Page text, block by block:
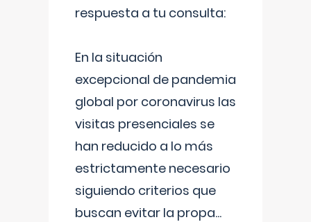
respuesta a tu consulta:
En la situación
excepcional de pandemia
global por coronavirus las
visitas presenciales se
han reducido a lo más
estrictamente necesario
siguiendo criterios que
buscan evitar la propa...